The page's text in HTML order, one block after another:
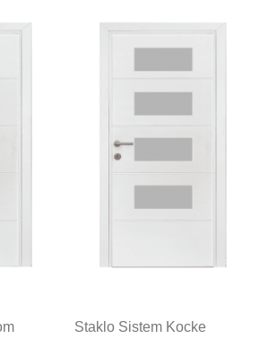
Staklo Sistem Kocke